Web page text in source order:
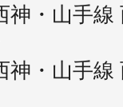
神・山手線
神・山手線